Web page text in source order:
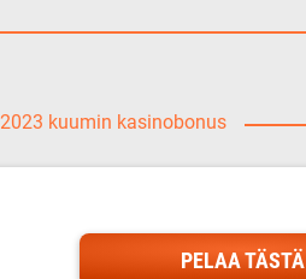
kuumin kasinobonus
PELAA TÄSTÄ